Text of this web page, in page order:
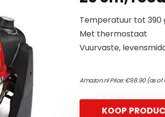
Temperatuur tot 390
Met thermostaat
Vuurvaste,
Amazon.nl Price:€98.90(as of
KOOP